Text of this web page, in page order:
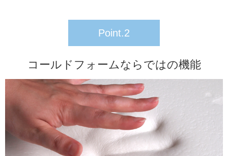
Point.2
コールドフォームならではの機能